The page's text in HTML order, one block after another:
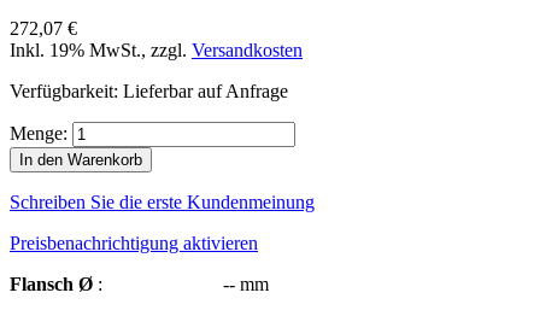
272,07 €
Inkl. 19% MwSt., zzgl. Versandkosten
Verfügbarkeit: Lieferbar auf Anfrage
Menge:
In den Warenkorb
Schreiben Sie die erste Kundenmeinung
Preisbenachrichtigung aktivieren
Flansch Ø : -- mm